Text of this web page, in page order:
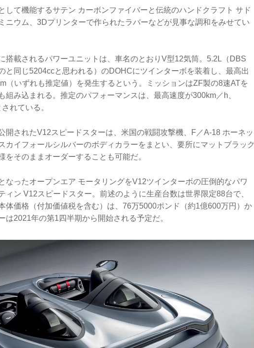
して機能するサテン カーボンファイバーと伝統のハンドクラフト サド
ニウム、3Dプリンターで作られたラバーなどが見事な調和をみせてい
搭載されるパワーユニットは、車名のとおりV型12気筒。5.2L（DBS
と同じ5204ccと思われる）のDOHCにツインターボを装着し、最高出
（いずれも推定値）を発生するという。ミッションはZF製の8速ATを
組み込まれる。推定のパフォーマンスは、最高速度が300km／h、
れている。
開されたV12スピードスターは、米国の戦闘攻撃機、F／A-18 ホーネッ
カイフォールシルバーのボディカラーをまとい、要所にマットブラック
をそのままオーダーすることも可能だ。
なったオープンエア モータリングをV12ツインターボの圧倒的なパワ
ィン V12スピードスター。前述のように生産台数は世界限定88台で、
体価格（付加価値税を含む）は、76万5000ポンド（約1億600万円）か
は2021年の第1四半期から開始される予定だ。